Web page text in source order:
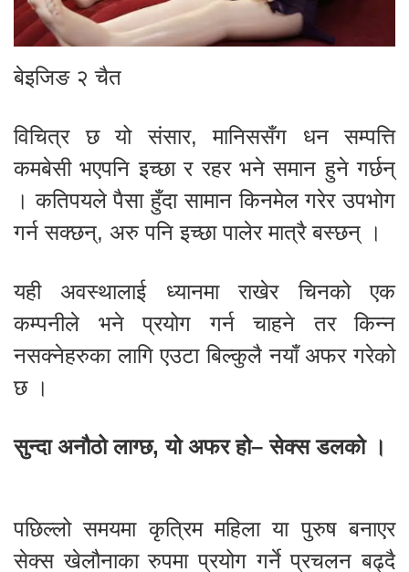
बेइजिङ २ चैत
विचित्र छ यो संसार, मानिससँग धन सम्पत्ति
कमबेसी भएपनि इच्छा र रहर भने समान हुने गर्छन्
। कतिपयले पैसा हुँदा सामान किनमेल गरेर उपभोग
गर्न सक्छन्, अरु पनि इच्छा पालेर मात्रै बस्छन् ।
यही अवस्थालाई ध्यानमा राखेर चिनको एक
कम्पनीले भने प्रयोग गर्न चाहने तर किन्न
नसक्नेहरुका लागि एउटा बिल्कुलै नयाँ अफर गरेको
छ ।
सुन्दा अनौठो लाग्छ, यो अफर हो– सेक्स डलको ।
पछिल्लो समयमा कृत्रिम महिला या पुरुष बनाएर
सेक्स खेलौनाका रुपमा प्रयोग गर्ने प्रचलन बढ्दै